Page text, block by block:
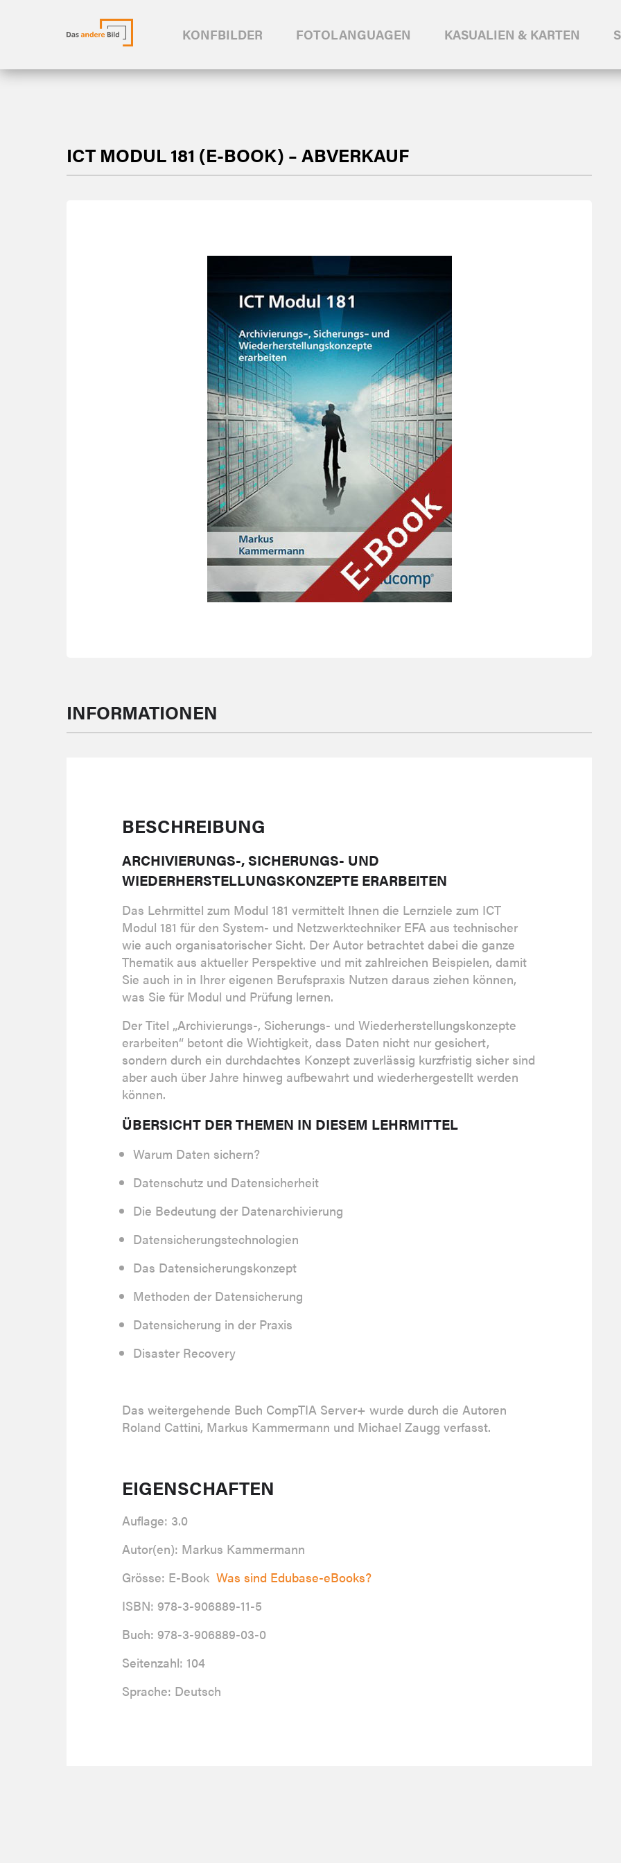
KONFBILDER FOTOLANGUAGEN KASUALIEN & KARTEN
ICT MODUL 181 (E-BOOK) – ABVERKAUF
INFORMATIONEN
BESCHREIBUNG
ARCHIVIERUNGS-, SICHERUNGS- UND
WIEDERHERSTELLUNGSKONZEPTE ERARBEITEN
Das Lehrmittel zum Modul 181 vermittelt Ihnen die Lernziele zum ICT
Modul 181 für den System- und Netzwerktechniker EFA aus technischer
wie auch organisatorischer Sicht. Der Autor betrachtet dabei die ganze
Thematik aus aktueller Perspektive und mit zahlreichen Beispielen, damit
Sie auch in in Ihrer eigenen Berufspraxis Nutzen daraus ziehen können,
was Sie für Modul und Prüfung lernen.
Der Titel „Archivierungs-, Sicherungs- und Wiederherstellungskonzepte
erarbeiten“ betont die Wichtigkeit, dass Daten nicht nur gesichert,
sondern durch ein durchdachtes Konzept zuverlässig kurzfristig sicher sind
aber auch über Jahre hinweg aufbewahrt und wiederhergestellt werden
können.
ÜBERSICHT DER THEMEN IN DIESEM LEHRMITTEL
Warum Daten sichern?
Datenschutz und Datensicherheit
Die Bedeutung der Datenarchivierung
Datensicherungstechnologien
Das Datensicherungskonzept
Methoden der Datensicherung
Datensicherung in der Praxis
Disaster Recovery
Das weitergehende Buch CompTIA Server+ wurde durch die Autoren
Roland Cattini, Markus Kammermann und Michael Zaugg verfasst.
EIGENSCHAFTEN
Auflage: 3.0
Autor(en): Markus Kammermann
Grösse: E-Book Was sind Edubase-eBooks?
ISBN: 978-3-906889-11-5
Buch: 978-3-906889-03-0
Seitenzahl: 104
Sprache: Deutsch